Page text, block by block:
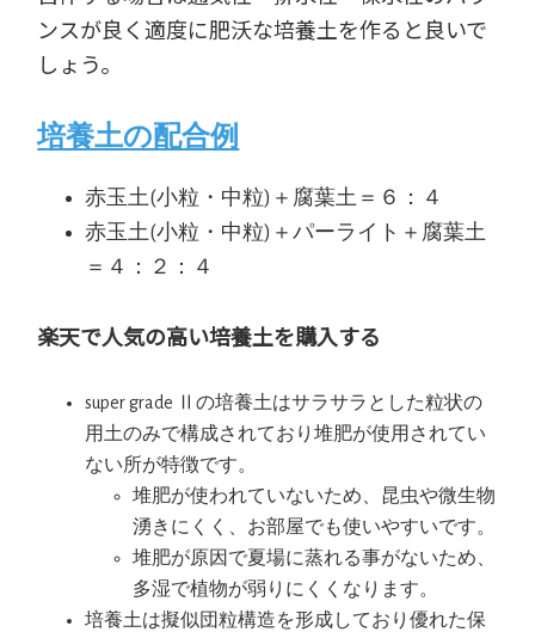
ンスが良く適度に肥沃な培養土を作ると良いで
しょう。
培養土の配合例
赤玉土(小粒・中粒)＋腐葉土＝６：４
赤玉土(小粒・中粒)＋パーライト＋腐葉土
＝４：２：４
楽天で人気の高い培養土を購入する
super grade Ⅱの培養土はサラサラとした粒状の
用土のみで構成されており堆肥が使用されてい
ない所が特徴です。
堆肥が使われていないため、昆虫や微生物
湧きにくく、お部屋でも使いやすいです。
堆肥が原因で夏場に蒸れる事がないため、
多湿で植物が弱りにくくなります。
培養土は擬似団粒構造を形成しており優れた保